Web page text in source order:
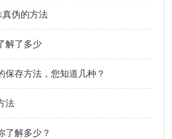
真伪的方法
解了多少
保存方法，您知道几种？
法
了解多少？